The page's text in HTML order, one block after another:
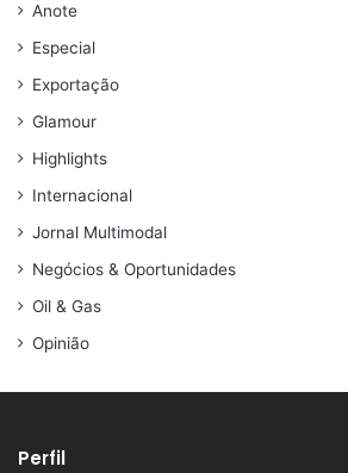
Anote
Especial
Exportação
Glamour
Highlights
Internacional
Jornal Multimodal
Negócios & Oportunidades
Oil & Gas
Opinião
Perfil